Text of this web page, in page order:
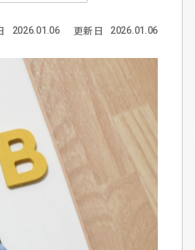
2026.01.06 更新日 2026.01.06